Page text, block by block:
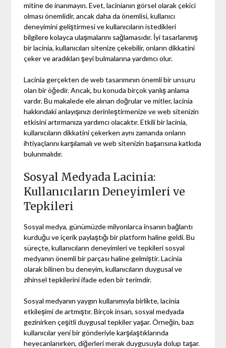
mitine de inanmayın. Evet, lacinianın görsel olarak çekici
olması önemlidir, ancak daha da önemlisi, kullanıcı
deneyimini geliştirmesi ve kullanıcıların istedikleri
bilgilere kolayca ulaşmalarını sağlamasıdır. İyi tasarlanmış
bir lacinia, kullanıcıları sitenize çekebilir, onların dikkatini
çeker ve aradıkları şeyi bulmalarına yardımcı olur.
Lacinia gerçekten de web tasarımının önemli bir unsuru
olan bir öğedir. Ancak, bu konuda birçok yanlış anlama
vardır. Bu makalede ele alınan doğrular ve mitler, lacinia
hakkındaki anlayışınızı derinleştirmenize ve web sitenizin
etkisini artırmanıza yardımcı olacaktır. Etkili bir lacinia,
kullanıcıların dikkatini çekerken aynı zamanda onların
ihtiyaçlarını karşılamalı ve web sitenizin başarısına katkıda
bulunmalıdır.
Sosyal Medyada Lacinia:
Kullanıcıların Deneyimleri ve
Tepkileri
Sosyal medya, günümüzde milyonlarca insanın bağlantı
kurduğu ve içerik paylaştığı bir platform haline geldi. Bu
süreçte, kullanıcıların deneyimleri ve tepkileri sosyal
medyanın önemli bir parçası haline gelmiştir. Lacinia
olarak bilinen bu deneyim, kullanıcıların duygusal ve
zihinsel tepkilerini ifade eden bir terimdir.
Sosyal medyanın yaygın kullanımıyla birlikte, lacinia
etkileşimi de artmıştır. Birçok insan, sosyal medyada
gezinirken çeşitli duygusal tepkiler yaşar. Örneğin, bazı
kullanıcılar yeni bir gönderiyle karşılaştıklarında
heyecanlanırken, diğerleri merak duygusuyla dolup taşar.